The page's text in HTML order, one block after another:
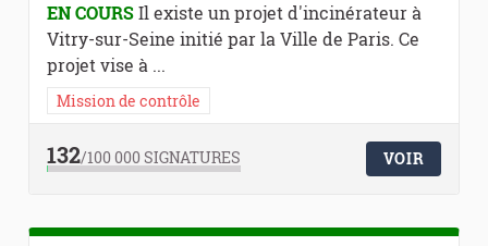
EN COURSIl existe un projet d'incinérateur à
Vitry-sur-Seine initié par la Ville de Paris. Ce
projet vise à ...
Mission de contrôle
132/100 000SIGNATURES VOIR